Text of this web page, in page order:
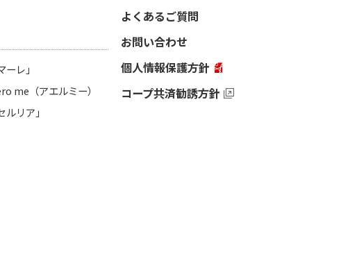
レ」
me（アエルミー）
リア」
よくあるご質問
お問い合わせ
個人情報保護方針
コープ共済勧誘方針